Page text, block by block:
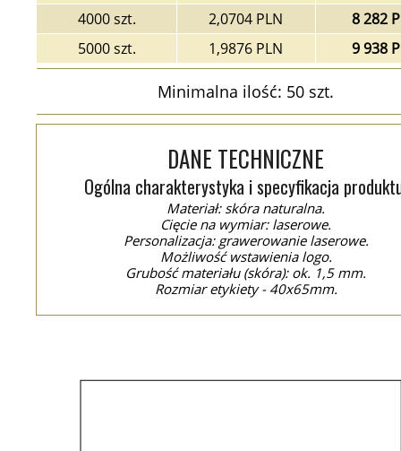
4000 szt.
2,0704 PLN
8 282
5000 szt.
1,9876 PLN 9 938
Minimalna ilość: 50 szt.
DANE TECHNICZNE
Ogólna charakterystyka i specyfikacja
Materiał: skóra naturalna.
Cięcie na wymiar: laserowe.
Personalizacja: grawerowanie laserowe.
Możliwość wstawienia logo.
Grubość materiału (skóra): ok. 1,5 mm.
Rozmiar etykiety - 40x65mm.